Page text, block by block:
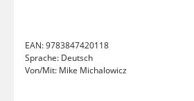
EAN:9783847420118
Sprache: Deutsch
Von/Mit: Mike Michalowicz